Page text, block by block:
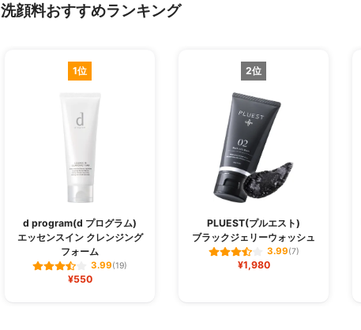
洗顔料おすすめランキング
1位
d program(d プログラム)
エッセンスイン クレンジング
フォーム
3.99(19)
¥550
2位
PLUEST(プルエスト)
ブラックジェリーウォッシュ
3.99(7)
¥1,980